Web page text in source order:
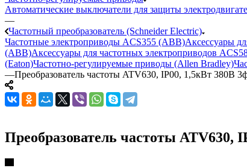
Автоматические выключатели для защиты
—
Частотный преобразователь (Schneider Electric)
Частотные электроприводы ACS355 (ABB)Аксессуары
(ABB)Аксессуары для частотных электроприводов
(Eaton)Частотно-регулируемые приводы (Allen Bradley)
—Преобразователь частоты ATV630, IP00, 1,5кВт 380В
Преобразователь частоты ATV630,